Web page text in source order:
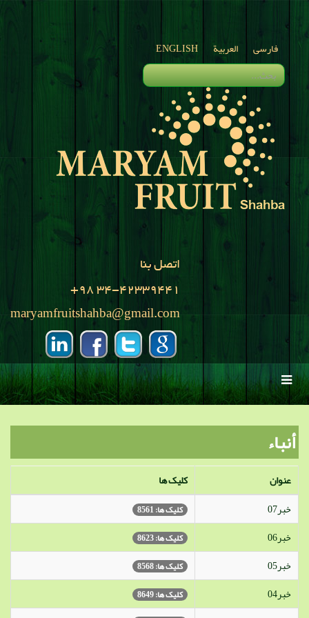
ENGLISH فارسی العربية
اتصل بنا
+98 34-42339441
maryamfruitshahba@gmail.com
أنباء
عنوان
کلیک ها
خبر07
کلیک ها: 8561
خبر06 کلیک ها: 8623
خبر05 کلیک ها: 8568
خبر04 کلیک ها: 8649